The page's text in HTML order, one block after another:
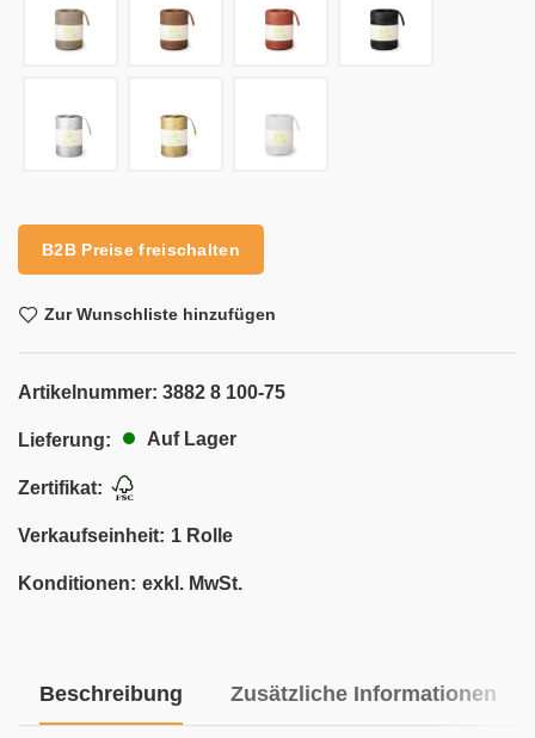
B2B Preise freischalten
Zur Wunschliste hinzufügen
Artikelnummer: 3882 8 100-75
Lieferung: Auf Lager
Zertifikat:
Verkaufseinheit: 1 Rolle
Konditionen: exkl. MwSt.
Beschreibung Zusätzliche Informationen